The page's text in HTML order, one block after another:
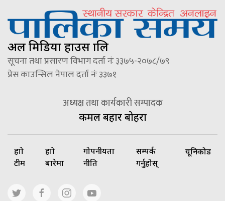
अल मिडिया हाउस प्रालि
सूचना तथा प्रसारण विभाग दर्ता नंः ३३७५-२०७८/७९
प्रेस काउन्सिल नेपाल दर्ता नंः ३३७१
अध्यक्ष तथा कार्यकारी सम्पादक
कमल बहादुर बोहरा
हाम्रो
टीम
हाम्रो
बारेमा
गोपनीयता
नीति
सम्पर्क
गर्नुहोस्
यूनिकोड